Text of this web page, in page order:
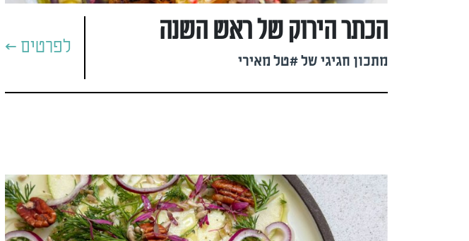
הכתר הירוק של ראש השנה
מתכון חגיגי של #טל מאירי
לפרטים >